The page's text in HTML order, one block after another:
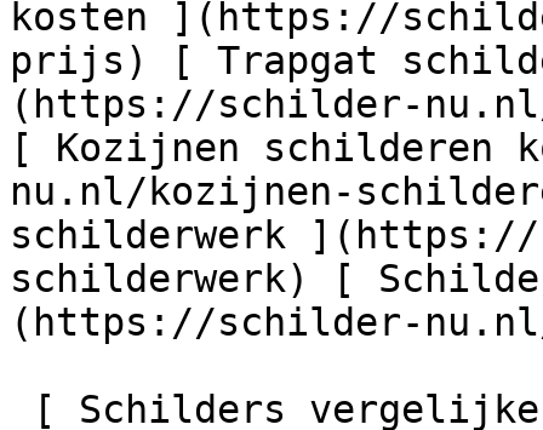
kosten ](https://
prijs) [ Trapgat
(https://schilder-
[ Kozijnen
nu.nl/kozijnen-
schilderwerk
schilderwerk) [
(https://schilder-nu.nl/